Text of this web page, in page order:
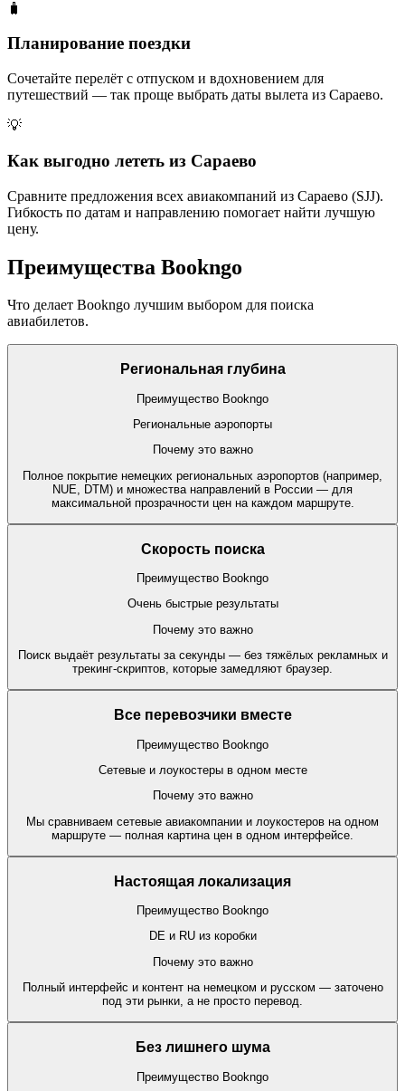
🧳
Планирование поездки
Сочетайте перелёт с отпуском и вдохновением для
путешествий — так проще выбрать даты вылета из Сараево.
💡
Как выгодно лететь из Сараево
Сравните предложения всех авиакомпаний из Сараево (SJJ).
Гибкость по датам и направлению помогает найти лучшую
цену.
Преимущества Bookngo
Что делает Bookngo лучшим выбором для поиска
авиабилетов.
Региональная глубина
Преимущество Bookngo
Региональные аэропорты
Почему это важно
Полное покрытие немецких региональных аэропортов (например,
NUE, DTM) и множества направлений в России — для
максимальной прозрачности цен на каждом маршруте.
Скорость поиска
Преимущество Bookngo
Очень быстрые результаты
Почему это важно
Поиск выдаёт результаты за секунды — без тяжёлых рекламных и
трекинг-скриптов, которые замедляют браузер.
Все перевозчики вместе
Преимущество Bookngo
Сетевые и лоукостеры в одном месте
Почему это важно
Мы сравниваем сетевые авиакомпании и лоукостеров на одном
маршруте — полная картина цен в одном интерфейсе.
Настоящая локализация
Преимущество Bookngo
DE и RU из коробки
Почему это важно
Полный интерфейс и контент на немецком и русском — заточено
под эти рынки, а не просто перевод.
Без лишнего шума
Преимущество Bookngo